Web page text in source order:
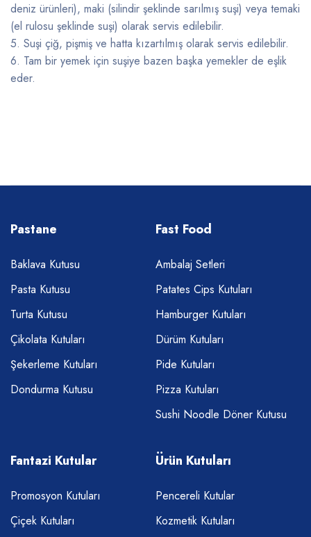
deniz ürünleri), maki (silindir şeklinde sarılmış suşi) veya temaki
(el rulosu şeklinde suşi) olarak servis edilebilir.
5. Suşi çiğ, pişmiş ve hatta kızartılmış olarak servis edilebilir.
6. Tam bir yemek için suşiye bazen başka yemekler de eşlik
eder.
Pastane
Baklava Kutusu
Pasta Kutusu
Turta Kutusu
Çikolata Kutuları
Şekerleme Kutuları
Dondurma Kutusu
Fast Food
Ambalaj Setleri
Patates Cips Kutuları
Hamburger Kutuları
Dürüm Kutuları
Pide Kutuları
Pizza Kutuları
Sushi Noodle Döner Kutusu
Fantazi Kutular
Promosyon Kutuları
Çiçek Kutuları
Ürün Kutuları
Pencereli Kutular
Kozmetik Kutuları